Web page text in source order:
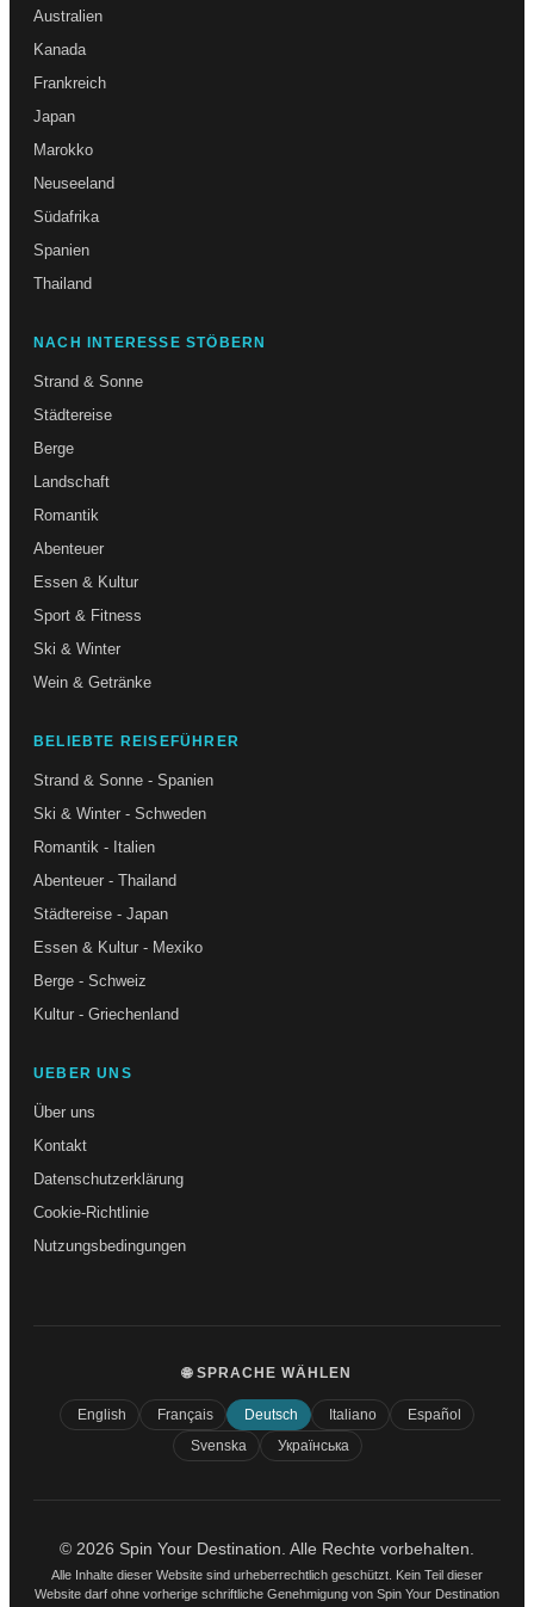
Australien
Kanada
Frankreich
Japan
Marokko
Neuseeland
Südafrika
Spanien
Thailand
NACH INTERESSE STÖBERN
Strand & Sonne
Städtereise
Berge
Landschaft
Romantik
Abenteuer
Essen & Kultur
Sport & Fitness
Ski & Winter
Wein & Getränke
BELIEBTE REISEFÜHRER
Strand & Sonne - Spanien
Ski & Winter - Schweden
Romantik - Italien
Abenteuer - Thailand
Städtereise - Japan
Essen & Kultur - Mexiko
Berge - Schweiz
Kultur - Griechenland
UEBER UNS
Über uns
Kontakt
Datenschutzerklärung
Cookie-Richtlinie
Nutzungsbedingungen
🌐 SPRACHE WÄHLEN
English Français Deutsch Italiano
Español
Svenska
Українська
© 2026 Spin Your Destination. Alle Rechte vorbehalten.
Alle Inhalte dieser Website sind urheberrechtlich geschützt. Kein Teil dieser
Website darf ohne vorherige schriftliche Genehmigung von Spin Your Destination